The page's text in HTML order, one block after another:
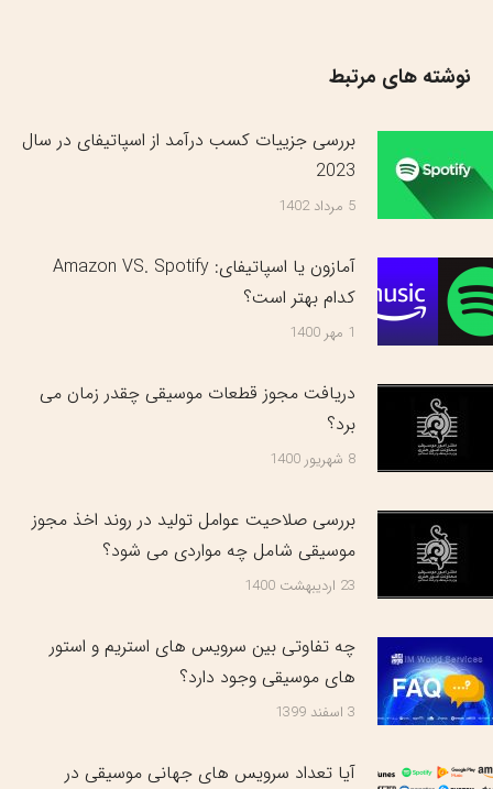
نوشته های مرتبط
بررسی جزییات کسب درآمد از اسپاتیفای در سال
2023
5 مرداد 1402
آمازون یا اسپاتیفای: Amazon VS. Spotify
کدام بهتر است؟
1 مهر 1400
دریافت مجوز قطعات موسیقی چقدر زمان می
برد؟
8 شهریور 1400
بررسی صلاحیت عوامل تولید در روند اخذ مجوز
موسیقی شامل چه مواردی می شود؟
23 اردیبهشت 1400
چه تفاوتی بین سرویس های استریم و استور
های موسیقی وجود دارد؟
3 اسفند 1399
آیا تعداد سرویس های جهانی موسیقی در